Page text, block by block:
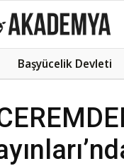
Başyücelik Devleti